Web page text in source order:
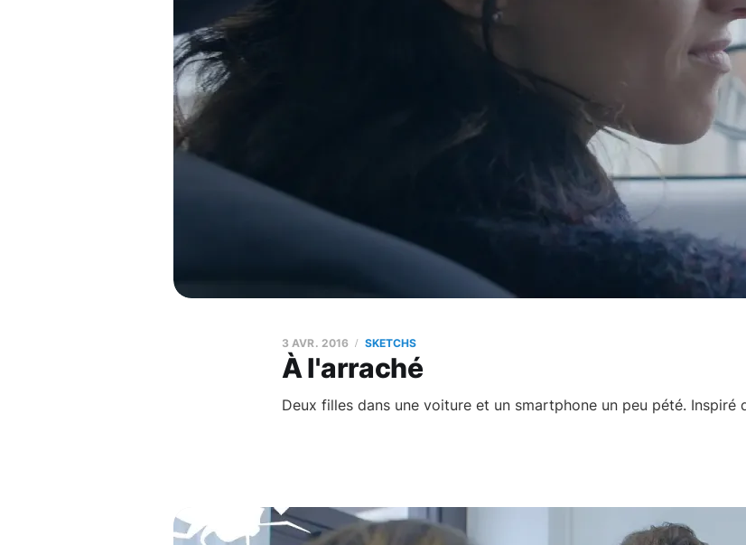
À l'arraché
3 AVR. 2016 SKETCHS
Deux filles dans une voiture et un smartphone un peu pété. Inspiré